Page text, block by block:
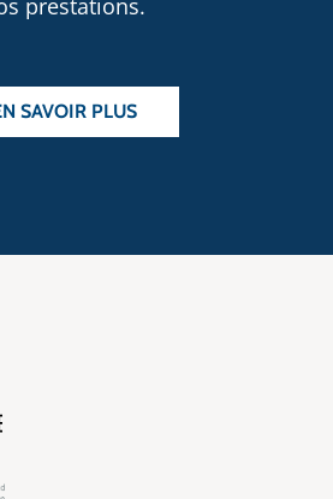
prestations.
SAVOIR PLUS